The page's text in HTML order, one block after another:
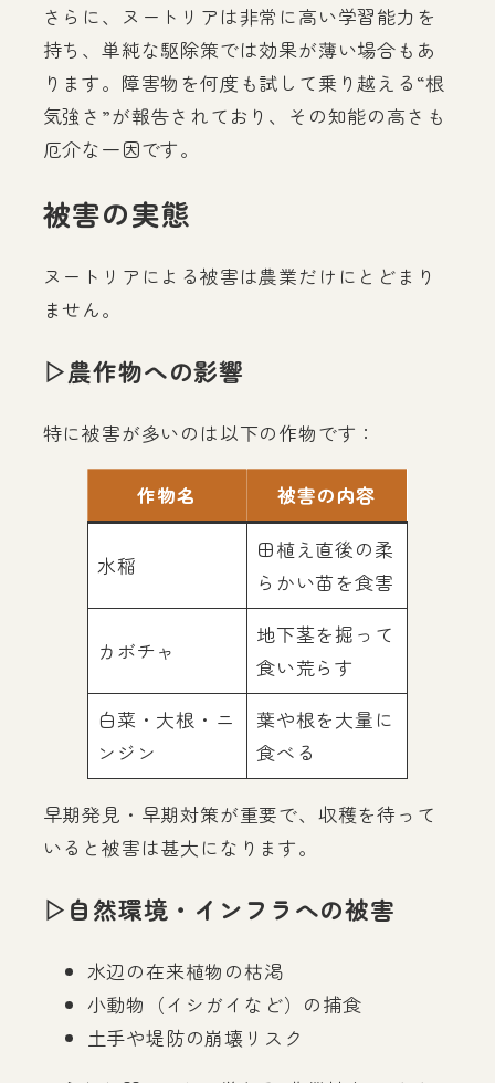
さらに、ヌートリアは非常に高い学習能力を
持ち、単純な駆除策では効果が薄い場合もあ
ります。障害物を何度も試して乗り越える“根
気強さ”が報告されており、その知能の高さも
厄介な一因です。
被害の実態
ヌートリアによる被害は農業だけにとどまり
ません。
▷農作物への影響
特に被害が多いのは以下の作物です：
作物名 被害の内容
水稲
田植え直後の柔
らかい苗を食害
カボチャ
地下茎を掘って
食い荒らす
白菜・大根・ニ
ンジン
葉や根を大量に
食べる
早期発見・早期対策が重要で、収穫を待って
いると被害は甚大になります。
▷自然環境・インフラへの被害
水辺の在来植物の枯渇
小動物（イシガイなど）の捕食
土手や堤防の崩壊リスク